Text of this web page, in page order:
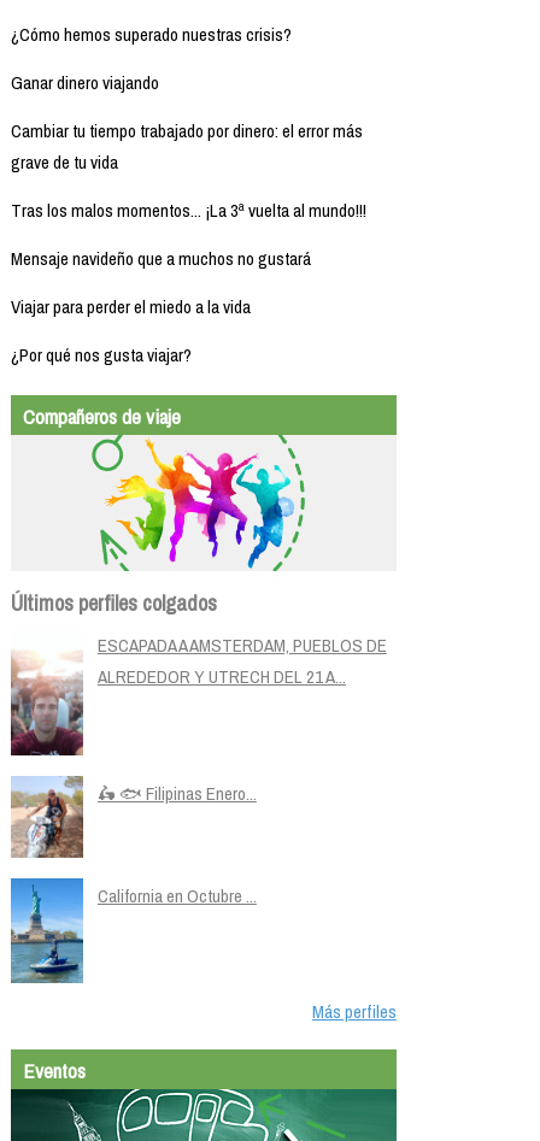
¿Cómo hemos superado nuestras crisis?
Ganar dinero viajando
Cambiar tu tiempo trabajado por dinero: el error más
grave de tu vida
Tras los malos momentos... ¡La 3ª vuelta al mundo!!!
Mensaje navideño que a muchos no gustará
Viajar para perder el miedo a la vida
¿Por qué nos gusta viajar?
Compañeros de viaje
Últimos perfiles colgados
ESCAPADA A AMSTERDAM, PUEBLOS DE
ALREDEDOR Y UTRECH DEL 21 A...
🛵 🐟 Filipinas Enero...
California en Octubre ...
Más perfiles
Eventos